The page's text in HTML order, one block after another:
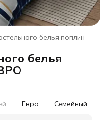
белья поплин
белья
Евро Семейный